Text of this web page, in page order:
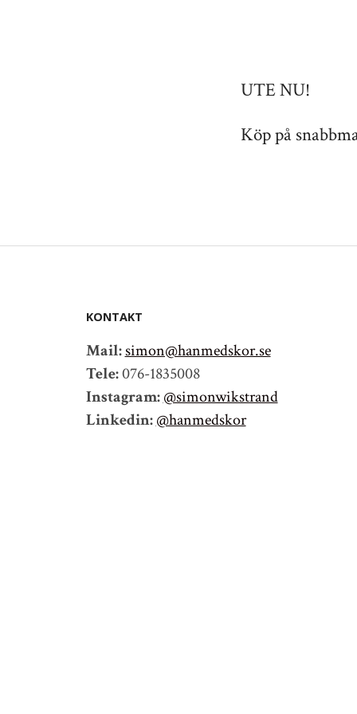
UTE NU!
Köp på
KONTAKT
Mail:simon@hanmedskor.se
Tele:076-1835008
Instagram:@simonwikstrand
Linkedin:@hanmedskor